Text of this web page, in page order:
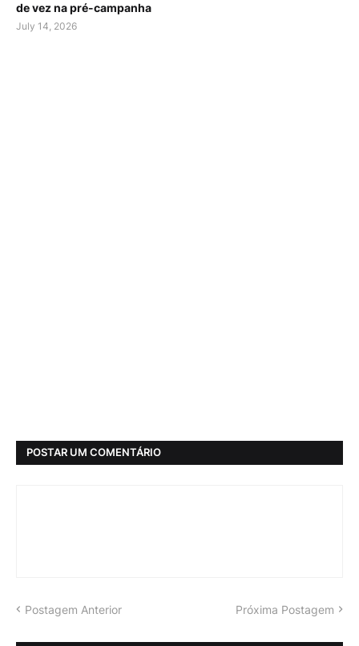
de vez na pré-campanha
July 14, 2026
POSTAR UM COMENTÁRIO
Postagem Anterior Próxima Postagem